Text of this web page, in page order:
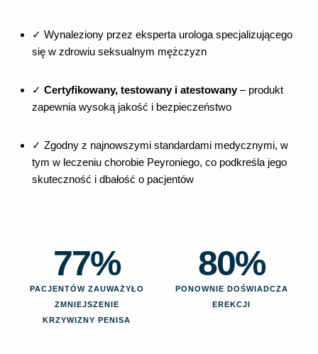
✓ Wynaleziony przez eksperta urologa specjalizującego
się w zdrowiu seksualnym mężczyzn
✓ Certyfikowany, testowany i atestowany– produkt
zapewnia wysoką jakość i bezpieczeństwo
✓ Zgodny z najnowszymi standardami medycznymi, w
tym w leczeniu chorobie Peyroniego, co podkreśla jego
skuteczność i dbałość o pacjentów
PACJENTÓW ZAUWAŻYŁO
ZMNIEJSZENIE
KRZYWIZNY PENISA
77%
PONOWNIE DOŚWIADCZA
EREKCJI
80%